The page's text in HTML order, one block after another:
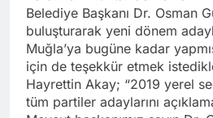
Belediye Başkanı Dr. Osman
buluşturarak yeni dönem
Muğla’ya bugüne kadar
için de teşekkür etmek
Hayrettin Akay; “2019 yerel
tüm partiler adaylarını